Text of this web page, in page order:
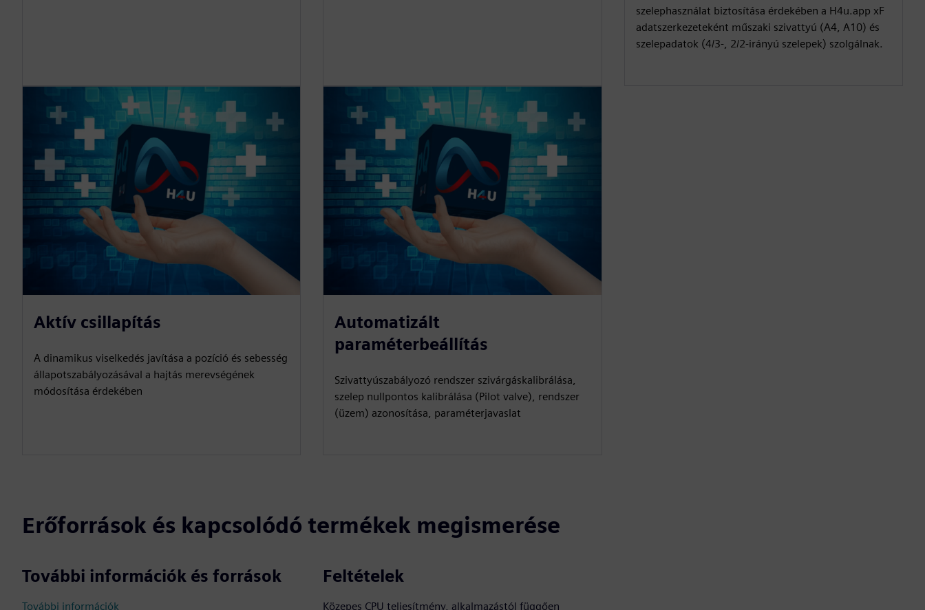
szelephasználat biztosítása érdekében a H4u.app xF
adatszerkezeteként műszaki szivattyú (A4, A10) és
szelepadatok (4/3-, 2/2-irányú szelepek) szolgálnak.
Aktív csillapítás
A dinamikus viselkedés javítása a pozíció és sebesség
állapotszabályozásával a hajtás merevségének
módosítása érdekében
Automatizált
paraméterbeállítás
Szivattyúszabályozó rendszer szivárgáskalibrálása,
szelep nullpontos kalibrálása (Pilot valve), rendszer
(üzem) azonosítása, paraméterjavaslat
Erőforrások és kapcsolódó termékek megismerése
További információk és források
További információk
Feltételek
Közepes CPU teljesítmény, alkalmazástól függően